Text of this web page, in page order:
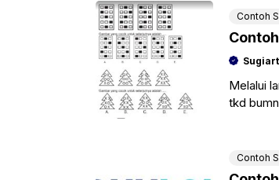
Contoh
Melalui
tkd
Contoh